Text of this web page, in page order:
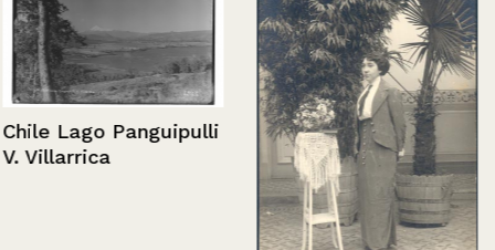
Chile Lago Panguipulli
V. Villarrica